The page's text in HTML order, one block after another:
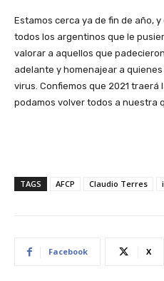
Estamos cerca ya de fin de año,
todos los argentinos que le
valorar a aquellos que
adelante y homenajear a
virus. Confiemos que 2021 traerá
podamos volver todos a nuestra
TAGS AFCP Claudio Terres
Facebook X